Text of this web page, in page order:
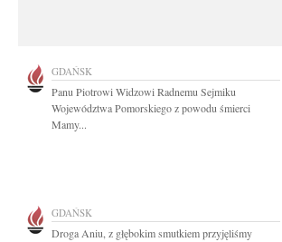
GDAŃSK
Panu Piotrowi Widzowi Radnemu Sejmiku
Województwa Pomorskiego z powodu śmierci
Mamy...
GDAŃSK
Droga Aniu, z głębokim smutkiem przyjęliśmy